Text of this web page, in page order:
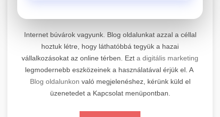
+
Professzionális elektromos roller javítási és
karbantartási szolgáltatások. Szakértő
technikusaink minőségi szervízt nyújtanak
minden jelentős márkához és modellhez.
Szervizközpont Látogatása
📊 2. Online Marketing
Ügynökség
+
Átfogó online marketing szolgáltatások,
beleértve a SEO-t, közösségi média kezelést és
Internet búvárok vagyunk. Blog oldalunkat azzal a céllal
hoztuk létre, hogy láthatóbbá tegyük a hazai
vállalkozásokat az online térben. Ezt a digitális marketing
legmodernebb eszközeinek a használatával érjük el. A
Blog oldalunkon való megjelenéshez, kérünk küld el
üzenetedet a Kapcsolat menüpontban.